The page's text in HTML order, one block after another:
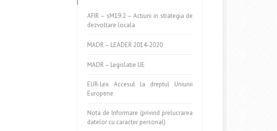
AFIR – sM19.2 – Actiuni in strategia de
dezvoltare locala
MADR – LEADER 2014-2020
MADR – Legislatie UE
EUR-Lex Accesul la dreptul Uniunii
Europene
Nota de Informare (privind prelucrarea
datelor cu caracter personal)